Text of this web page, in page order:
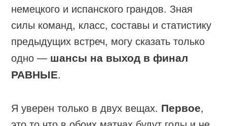
немецкого и испанского грандов. Зная
силы команд, класс, составы и статистику
предыдущих встреч, могу сказать только
одно — шансы на выход в финал
РАВНЫЕ.
Я уверен только в двух вещах. Первое,